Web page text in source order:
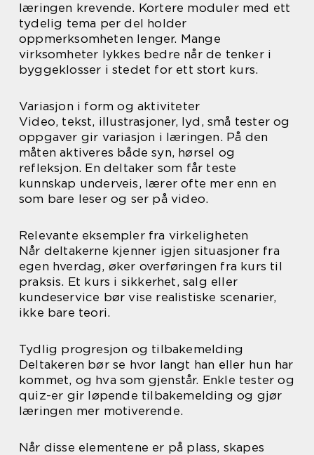
læringen krevende. Kortere moduler med ett
tydelig tema per del holder
oppmerksomheten lenger. Mange
virksomheter lykkes bedre når de tenker i
byggeklosser i stedet for ett stort kurs.
Variasjon i form og aktiviteter
Video, tekst, illustrasjoner, lyd, små tester og
oppgaver gir variasjon i læringen. På den
måten aktiveres både syn, hørsel og
refleksjon. En deltaker som får teste
kunnskap underveis, lærer ofte mer enn en
som bare leser og ser på video.
Relevante eksempler fra virkeligheten
Når deltakerne kjenner igjen situasjoner fra
egen hverdag, øker overføringen fra kurs til
praksis. Et kurs i sikkerhet, salg eller
kundeservice bør vise realistiske scenarier,
ikke bare teori.
Tydlig progresjon og tilbakemelding
Deltakeren bør se hvor langt han eller hun har
kommet, og hva som gjenstår. Enkle tester og
quiz-er gir løpende tilbakemelding og gjør
læringen mer motiverende.
Når disse elementene er på plass, skapes